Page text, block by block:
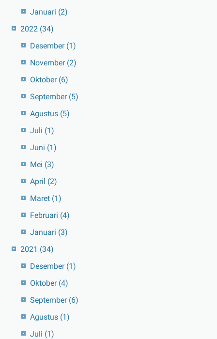
Januari (2)
2022 (34)
Desember (1)
November (2)
Oktober (6)
September (5)
Agustus (5)
Juli (1)
Juni (1)
Mei (3)
April (2)
Maret (1)
Februari (4)
Januari (3)
2021 (34)
Desember (1)
Oktober (4)
September (6)
Agustus (1)
Juli (1)